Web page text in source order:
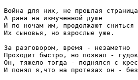
Война для них, не прошлая страница
А рана на измученной душе
И по ночам им, продолжают сниться
Их сыновья, но взрослые уже.
За разговором, время - незаметно
Проходит быстро, но позвал - гудок
Он, тяжело тогда - поднялся с
И понял я,что на протезах он -